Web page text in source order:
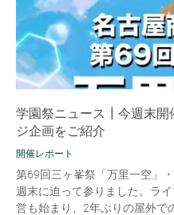
学園祭ニュース┃今週末開
ジ企画をご紹介
開催レポート
第69回三ヶ峯祭「万里一空」
週末に迫って参りました。ラ
営も始まり、2年ぶりの屋外で